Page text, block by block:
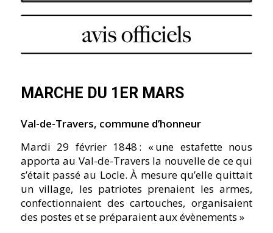
MARCHE DU 1ER MARS
Val-de-Travers, commune d’honneur
Mardi 29 février 1848 : « une estafette nous
apporta au Val-de-Travers la nouvelle de ce qui
s’était passé au Locle. À mesure qu’elle quittait
un village, les patriotes prenaient les armes,
confectionnaient des cartouches, organisaient
des postes et se préparaient aux évènements »